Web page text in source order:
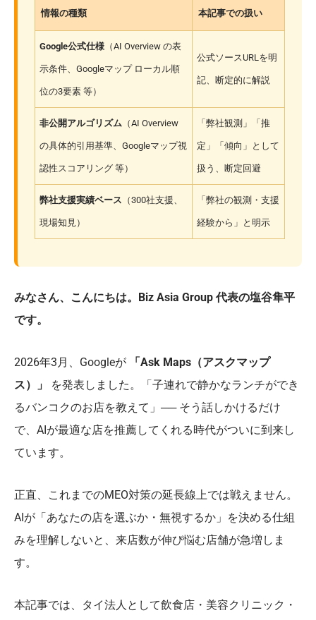
情報の種類 本記事での扱い
Google公式仕様 （AI Overview の表
示条件、Googleマップ ローカル順
位の3要素 等）
公式ソースURLを明
記、断定的に解説
非公開アルゴリズム （AI Overview
の具体的引用基準、Googleマップ視
認性スコアリング 等）
「弊社観測」「推
定」「傾向」として
扱う、断定回避
弊社支援実績ベース （300社支援、
現場知見）
「弊社の観測・支援
経験から」と明示
みなさん、こんにちは。Biz Asia Group 代表の塩谷隼平
です。
2026年3月、Googleが
「Ask Maps（アスクマップ
ス）」
を発表しました。「子連れで静かなランチができ
るバンコクのお店を教えて」── そう話しかけるだけ
で、AIが最適な店を推薦してくれる時代がついに到来し
ています。
正直、これまでのMEO対策の延長線上では戦えません。
AIが「あなたの店を選ぶか・無視するか」を決める仕組
みを理解しないと、来店数が伸び悩む店舗が急増しま
す。
本記事では、タイ法人として飲食店・美容クリニック・